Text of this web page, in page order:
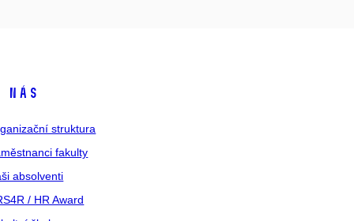
nás
struktura
fakulty
absolventi
/ HR Award